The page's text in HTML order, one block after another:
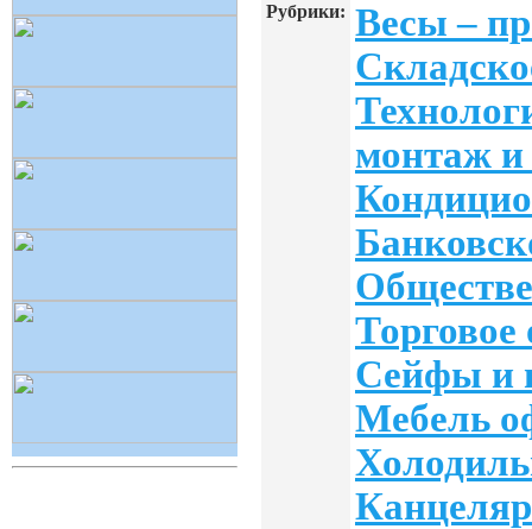
Рубрики: Весы –
монтаж и
Торговое
Сейфы и
Мебель